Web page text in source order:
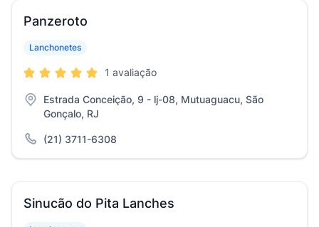
Panzeroto
Lanchonetes
1 avaliação
Estrada Conceição, 9 - lj-08, Mutuaguacu, São
Gonçalo, RJ
(21) 3711-6308
Sinucão do Pita Lanches